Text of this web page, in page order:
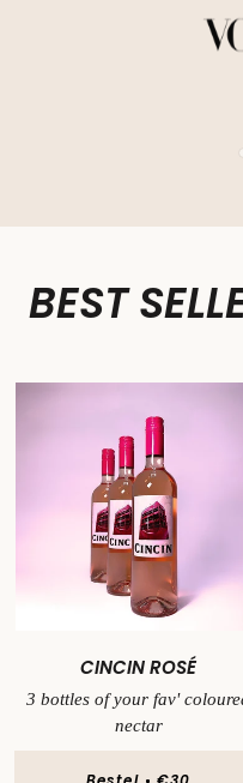
BEST
CINCIN ROSÉ
3 bottles of your fav'
nectar